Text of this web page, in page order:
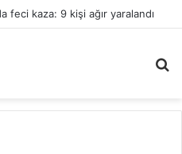
feci kaza: 9 kişi ağır yaralandı
...